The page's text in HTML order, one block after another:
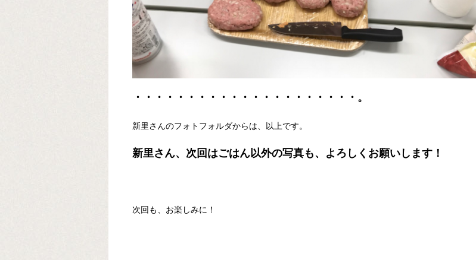
・・・・・・・・・・・・・・・・・・・・・。
新里さんのフォトフォルダからは、以上です。
新里さん、次回はごはん以外の写真も、よろしくお願いします！
次回も、お楽しみに！